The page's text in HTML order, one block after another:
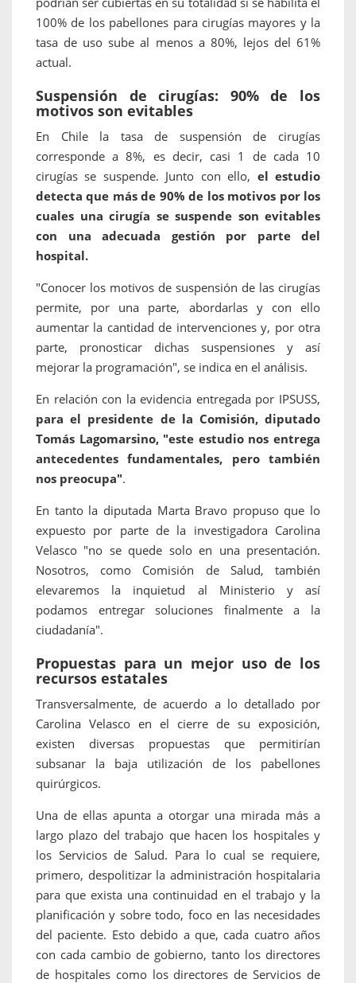
100% de los pabellones para cirugías mayores y la
tasa de uso sube al menos a 80%, lejos del 61%
actual.
Suspensión de cirugías: 90% de los
motivos son evitables
En Chile la tasa de suspensión de cirugías
corresponde a 8%, es decir, casi 1 de cada 10
cirugías se suspende. Junto con ello, el estudio
detecta que más de 90% de los motivos por los
cuales una cirugía se suspende son evitables
con una adecuada gestión por parte del
hospital.
"Conocer los motivos de suspensión de las cirugías
permite, por una parte, abordarlas y con ello
aumentar la cantidad de intervenciones y, por otra
parte, pronosticar dichas suspensiones y así
mejorar la programación", se indica en el análisis.
En relación con la evidencia entregada por IPSUSS,
para el presidente de la Comisión, diputado
Tomás Lagomarsino, "este estudio nos entrega
antecedentes fundamentales, pero también
nos preocupa".
En tanto la diputada Marta Bravo propuso que lo
expuesto por parte de la investigadora Carolina
Velasco "no se quede solo en una presentación.
Nosotros, como Comisión de Salud, también
elevaremos la inquietud al Ministerio y así
podamos entregar soluciones finalmente a la
ciudadanía".
Propuestas para un mejor uso de los
recursos estatales
Transversalmente, de acuerdo a lo detallado por
Carolina Velasco en el cierre de su exposición,
existen diversas propuestas que permitirían
subsanar la baja utilización de los pabellones
quirúrgicos.
Una de ellas apunta a otorgar una mirada más a
largo plazo del trabajo que hacen los hospitales y
los Servicios de Salud. Para lo cual se requiere,
primero, despolitizar la administración hospitalaria
para que exista una continuidad en el trabajo y la
planificación y sobre todo, foco en las necesidades
del paciente. Esto debido a que, cada cuatro años
con cada cambio de gobierno, tanto los directores
de hospitales como los directores de Servicios de